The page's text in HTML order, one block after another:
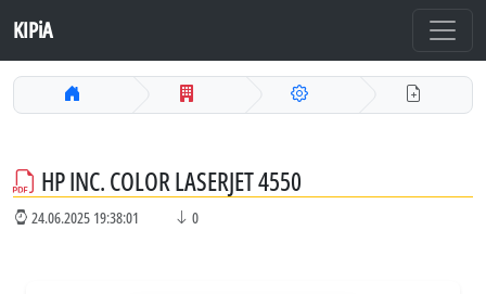
KIPiA
HP INC. COLOR LASERJET 4550
24.06.2025 19:38:01 0